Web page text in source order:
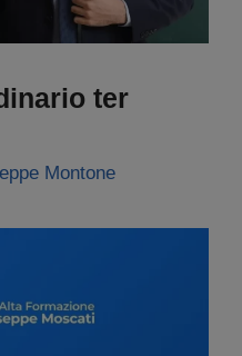
ter
Montone